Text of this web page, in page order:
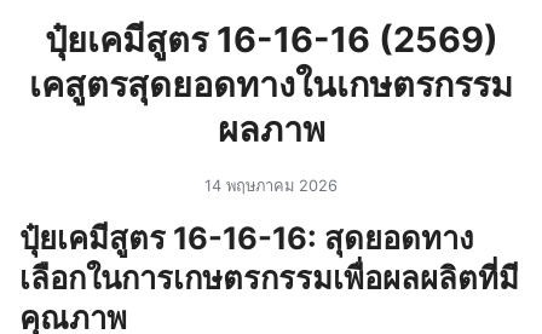
ปุ๋ยเคมีสูตร 16-16-16 (2569)
เคสูตรสุดยอดทางในเกษตรกรรม
ผลภาพ
14 พฤษภาคม 2026
ปุ๋ยเคมีสูตร 16-16-16: สุดยอดทาง
เลือกในการเกษตรกรรมเพื่อผลผลิตที่มี
คุณภาพ